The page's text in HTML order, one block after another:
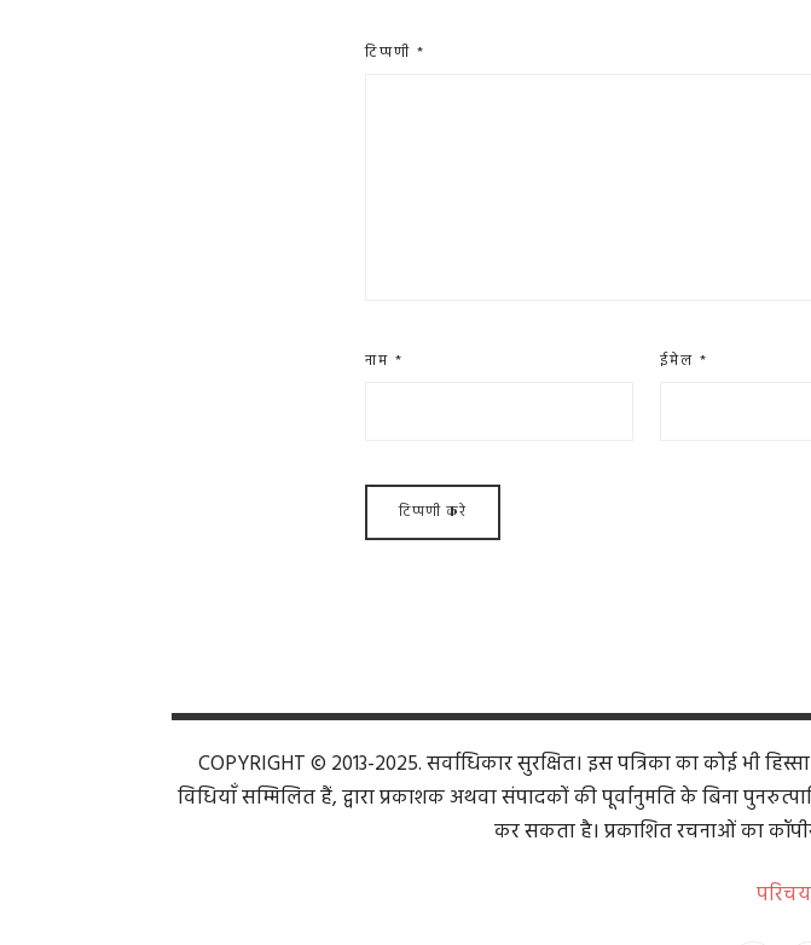
टिप्पणी *
नाम * ईमेल*
COPYRIGHT © 2013-2025. सर्वाधिकार सुरक्षित। इस पत्रिका का कोई भी
विधियाँ सम्मिलित हैं, द्वारा प्रकाशक अथवा संपादकों की पूर्वानुमति के बिना
कर सकता है। प्रकाशित रचनाओं का
परिचय